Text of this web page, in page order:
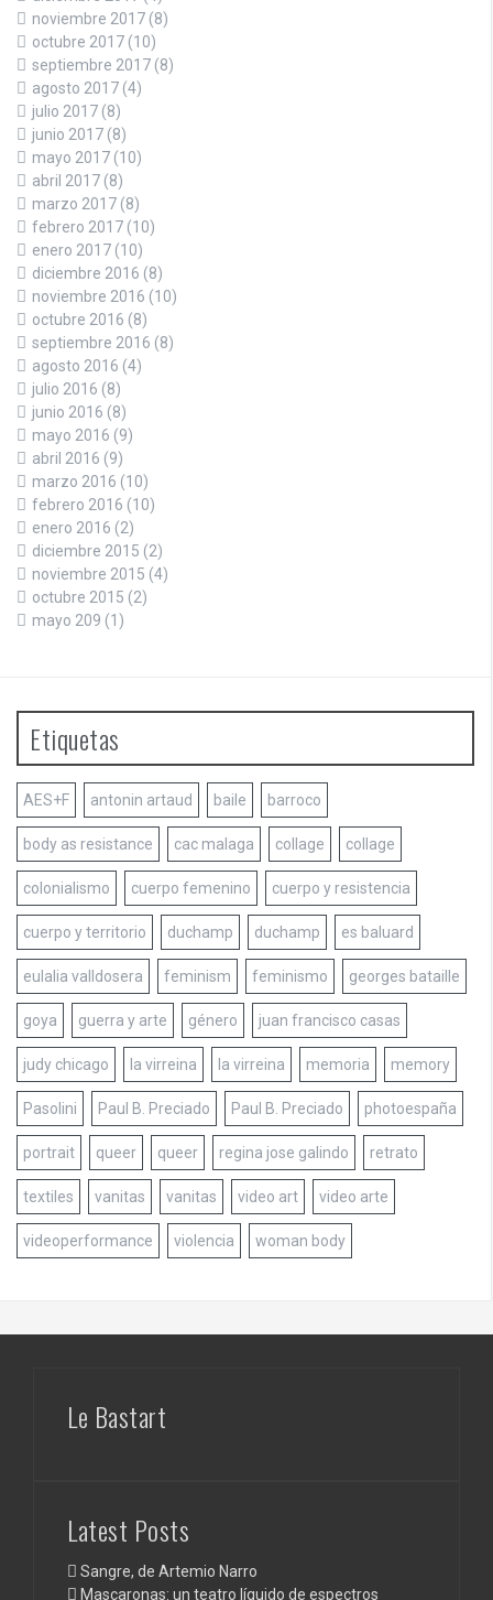
noviembre 2017 (8)
octubre 2017 (10)
septiembre 2017 (8)
agosto 2017 (4)
julio 2017 (8)
junio 2017 (8)
mayo 2017 (10)
abril 2017 (8)
marzo 2017 (8)
febrero 2017 (10)
enero 2017 (10)
diciembre 2016 (8)
noviembre 2016 (10)
octubre 2016 (8)
septiembre 2016 (8)
agosto 2016 (4)
julio 2016 (8)
junio 2016 (8)
mayo 2016 (9)
abril 2016 (9)
marzo 2016 (10)
febrero 2016 (10)
enero 2016 (2)
diciembre 2015 (2)
noviembre 2015 (4)
octubre 2015 (2)
mayo 209 (1)
Etiquetas
AES+F antonin artaud baile barroco
body as resistance cac malaga collage collage
colonialismo cuerpo femenino cuerpo y resistencia
cuerpo y territorio duchamp duchamp es baluard
eulalia valldosera feminism feminismo georges bataille
goya guerra y arte género juan francisco casas
judy chicago la virreina la virreina memoria memory
Pasolini Paul B. Preciado Paul B. Preciado photoespaña
portrait queer queer regina jose galindo retrato
textiles vanitas vanitas video art video arte
videoperformance violencia woman body
Le Bastart
Latest Posts
Sangre, de Artemio Narro
Mascaronas: un teatro líquido de espectros